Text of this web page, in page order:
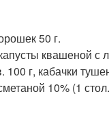
50 г.
квашеной с
г, кабачки
10% (1